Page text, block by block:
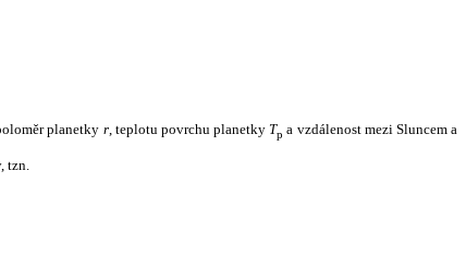
planetky r, teplotu povrchu planetky Tp a vzdálenost mezi Sluncem a
tzn.